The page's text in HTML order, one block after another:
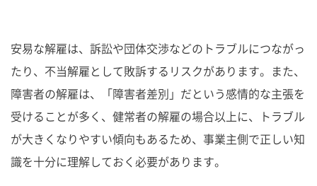
安易な解雇は、訴訟や団体交渉などのトラブルにつながっ
たり、不当解雇として敗訴するリスクがあります。また、
障害者の解雇は、「障害者差別」だという感情的な主張を
受けることが多く、健常者の解雇の場合以上に、トラブル
が大きくなりやすい傾向もあるため、事業主側で正しい知
識を十分に理解しておく必要があります。